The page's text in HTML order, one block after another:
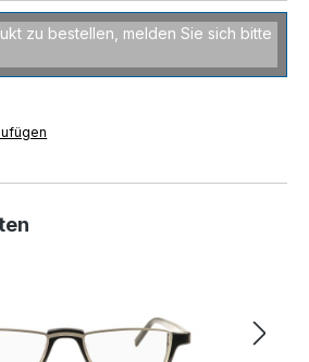
zu bestellen, melden Sie sich bitte